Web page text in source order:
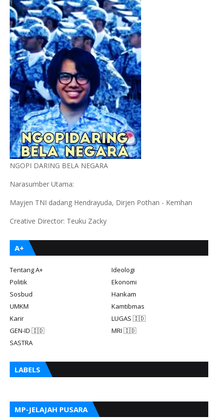
NGOPI DARING BELA NEGARA
Narasumber Utama:
Mayjen TNI dadang Hendrayuda, Dirjen Pothan - Kemhan
Creative Director: Teuku Zacky
A+
Tentang A+
Ideologi
Politik
Ekonomi
Sosbud
Hankam
UMKM
Kamtibmas
Karir
LUGAS 🇮🇩
GEN-ID 🇮🇩
MRI 🇮🇩
SASTRA
LABELS
MP-JELAJAH PUSARA